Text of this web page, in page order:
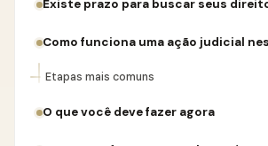
Existe prazo para buscar seus
Como funciona uma ação judicial
Etapas mais comuns
O que você deve fazer agora